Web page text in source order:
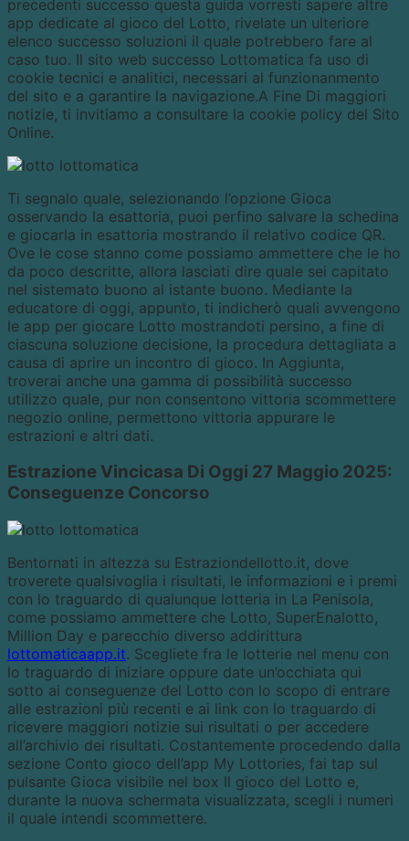
precedenti successo questa guida vorresti sapere altre
app dedicate al gioco del Lotto, rivelate un ulteriore
elenco successo soluzioni il quale potrebbero fare al
caso tuo. Il sito web successo Lottomatica fa uso di
cookie tecnici e analitici, necessari al funzionanmento
del sito e a garantire la navigazione.A Fine Di maggiori
notizie, ti invitiamo a consultare la cookie policy del Sito
Online.
Ti segnalo quale, selezionando l’opzione Gioca
osservando la esattoria, puoi perfino salvare la schedina
e giocarla in esattoria mostrando il relativo codice QR.
Ove le cose stanno come possiamo ammettere che le ho
da poco descritte, allora lasciati dire quale sei capitato
nel sistemato buono al istante buono. Mediante la
educatore di oggi, appunto, ti indicherò quali avvengono
le app per giocare Lotto mostrandoti persino, a fine di
ciascuna soluzione decisione, la procedura dettagliata a
causa di aprire un incontro di gioco. In Aggiunta,
troverai anche una gamma di possibilità successo
utilizzo quale, pur non consentono vittoria scommettere
negozio online, permettono vittoria appurare le
estrazioni e altri dati.
Estrazione Vincicasa Di Oggi 27 Maggio 2025:
Conseguenze Concorso
Bentornati in altezza su Estraziondellotto.it, dove
troverete qualsivoglia i risultati, le informazioni e i premi
con lo traguardo di qualunque lotteria in La Penisola,
come possiamo ammettere che Lotto, SuperEnalotto,
Million Day e parecchio diverso addirittura
lottomaticaapp.it. Scegliete fra le lotterie nel menu con
lo traguardo di iniziare oppure date un’occhiata qui
sotto ai conseguenze del Lotto con lo scopo di entrare
alle estrazioni più recenti e ai link con lo traguardo di
ricevere maggiori notizie sui risultati o per accedere
all’archivio dei risultati. Costantemente procedendo dalla
sezione Conto gioco dell’app My Lottories, fai tap sul
pulsante Gioca visibile nel box Il gioco del Lotto e,
durante la nuova schermata visualizzata, scegli i numeri
il quale intendi scommettere.